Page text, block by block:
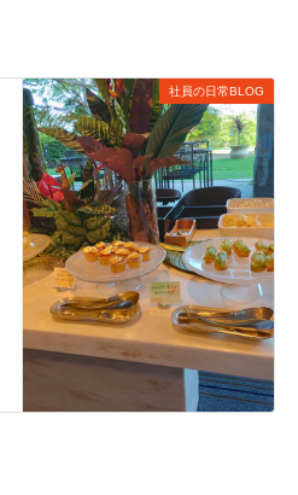
社員の日常BLOG